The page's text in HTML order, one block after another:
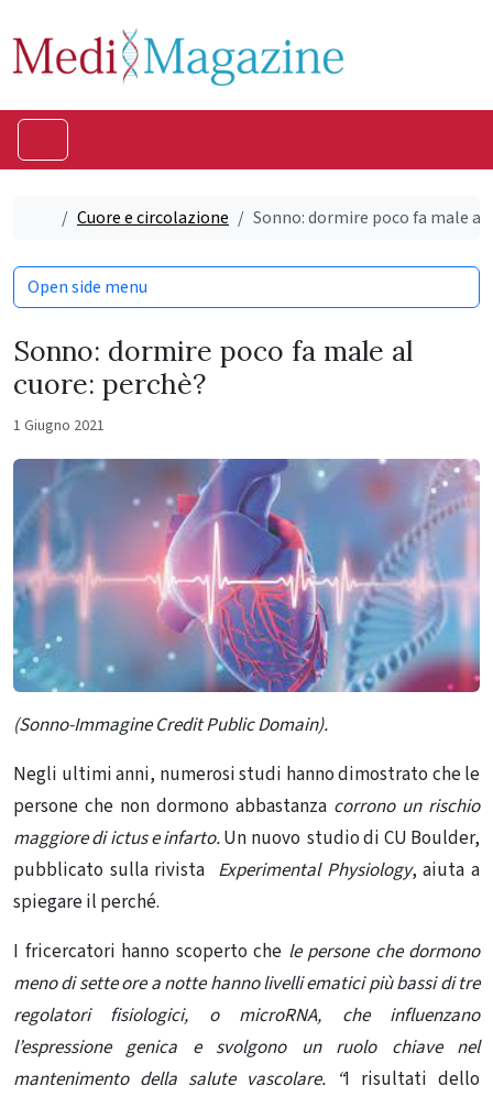
Home
Cuore e circolazione Sonno: dormire poco fa male al
Sonno: dormire poco fa male al
cuore: perchè?
1 Giugno 2021
(Sonno-Immagine Credit Public Domain).
Negli ultimi anni, numerosi studi hanno dimostrato che le
persone che non dormono abbastanza corrono un rischio
maggiore di ictus e infarto.Un nuovostudio di CU Boulder,
pubblicato sulla rivista Experimental Physiology, aiuta a
spiegare il perché.
I fricercatori hanno scoperto che le persone che dormono
meno di sette ore a notte hanno livelli ematici più bassi di tre
regolatori fisiologici, o microRNA, che influenzano
l’espressione genica e svolgono un ruolo chiave nel
mantenimento della salute vascolare. “I risultati dello
Open side menu